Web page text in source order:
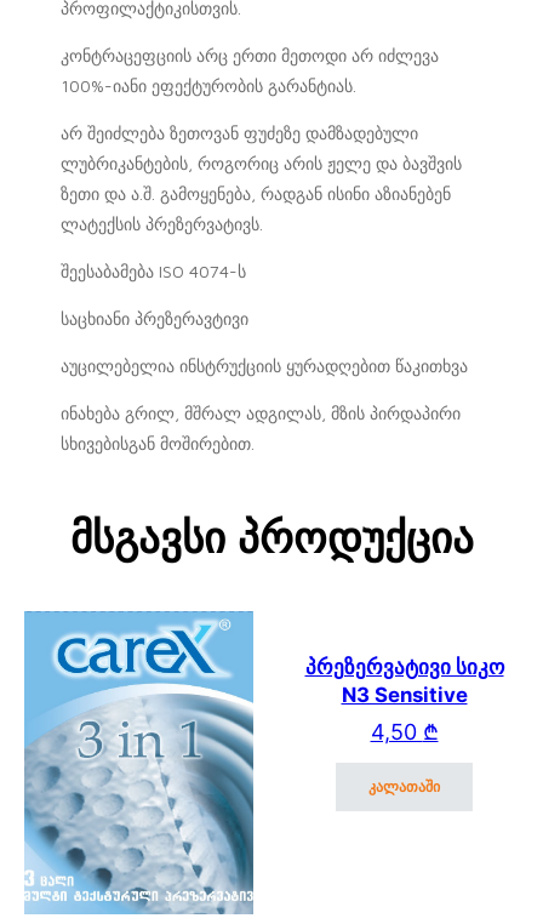
პროფილაქტიკისთვის.
კონტრაცეფციის არც ერთი მეთოდი არ იძლევა
100%-იანი ეფექტურობის გარანტიას.
არ შეიძლება ზეთოვან ფუძეზე დამზადებული
ლუბრიკანტების, როგორიც არის ჟელე და ბავშვის
ზეთი და ა.შ. გამოყენება, რადგან ისინი აზიანებენ
ლატექსის პრეზერვატივს.
შეესაბამება ISO 4074-ს
საცხიანი პრეზერავტივი
აუცილებელია ინსტრუქციის ყურადღებით წაკითხვა
ინახება გრილ, მშრალ ადგილას, მზის პირდაპირი
სხივებისგან მოშირებით.
Მსგავსი Პროდუქცია
პრეზერვატივი სიკო
N3 Sensitive
4,50 ₾
კალათაში